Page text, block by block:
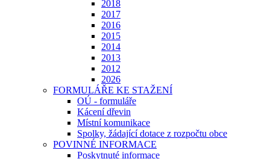
2018
2017
2016
2015
2014
2013
2012
2026
FORMULÁŘE KE STAŽENÍ
OÚ - formuláře
Kácení dřevin
Místní komunikace
Spolky, žádající dotace z rozpočtu obce
POVINNÉ INFORMACE
Poskytnuté informace